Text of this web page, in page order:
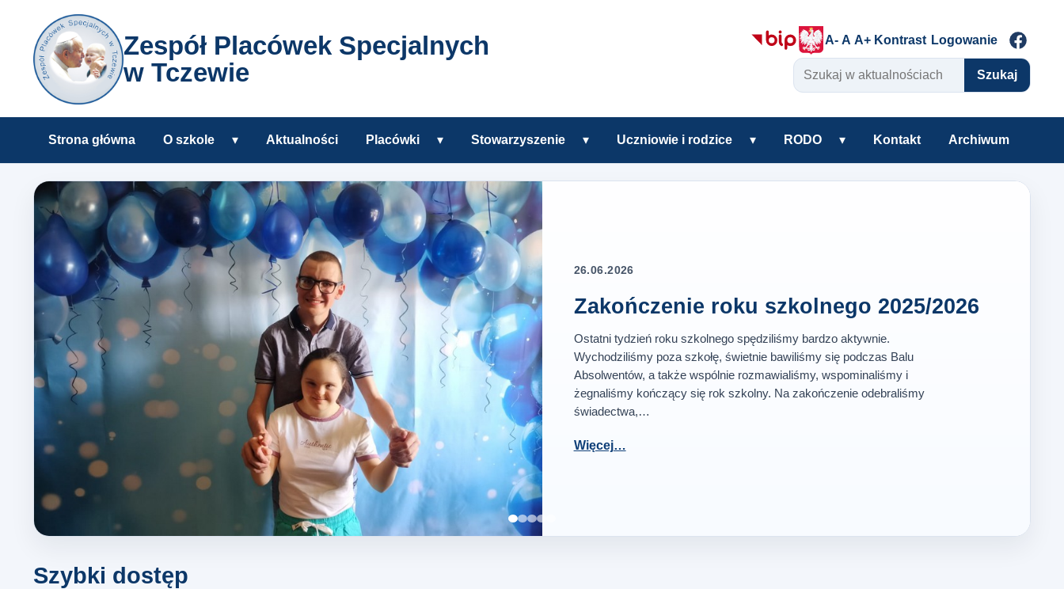
Zespół Placówek Specjalnych
w Tczewie
A- A A+ Kontrast Logowanie
Szukaj w aktualnościach
Szukaj
Strona główna O szkole ▾
Rozwiń podmenu O szkole
Aktualności Placówki ▾
Rozwiń podmenu Placówki
Stowarzyszenie ▾
Rozwiń podmenu Stowarzyszenie
Uczniowie i rodzice ▾
Rozwiń podmenu Uczniowie i rodzice
RODO ▾
Rozwiń podmenu RODO
Kontakt Archiwum
Zespół Placówek Specjalnych w Tczewie
26.06.2026
Zakończenie roku szkolnego 2025/2026
Ostatni tydzień roku szkolnego spędziliśmy bardzo aktywnie.
Wychodziliśmy poza szkołę, świetnie bawiliśmy się podczas Balu
Absolwentów, a także wspólnie rozmawialiśmy, wspominaliśmy i
żegnaliśmy kończący się rok szkolny. Na zakończenie odebraliśmy
świadectwa,…
Więcej…
Szybki dostęp